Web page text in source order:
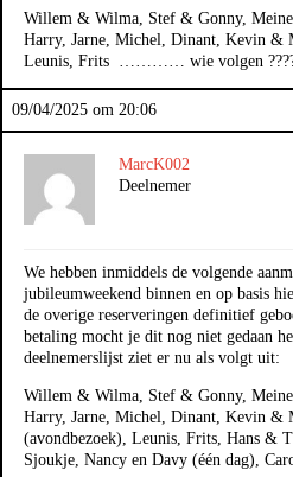
Willem & Wilma, Stef & Gonny,
Harry, Jarne, Michel, Dinant, Kevin &
Leunis, Frits ………… wie volgen
09/04/2025 om 20:06
MarcK002
Deelnemer
We hebben inmiddels de volgende
jubileumweekend binnen en op basis
de overige reserveringen definitief
betaling mocht je dit nog niet gedaan
deelnemerslijst ziet er nu als volgt uit:
Willem & Wilma, Stef & Gonny,
Harry, Jarne, Michel, Dinant, Kevin &
(avondbezoek), Leunis, Frits, Hans &
Sjoukje, Nancy en Davy (één dag),